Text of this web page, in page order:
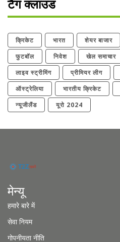
टैग क्लाउड
क्रिकेट भारत शेयर बाजार
फुटबॉल
निवेश खेल समाचार
लाइव स्ट्रीमिंग
प्रीमियर लीग
ऑस्ट्रेलिया
भारतीय क्रिकेट
न्यूजीलैंड
यूरो 2024
मेन्यू
हमारे बारे में
सेवा नियम
गोपनीयता नीति